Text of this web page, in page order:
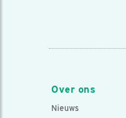
Over ons
Nieuws